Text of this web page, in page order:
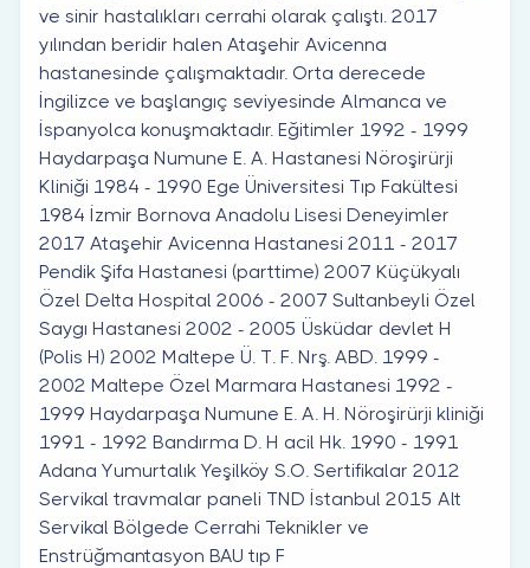
ve sinir hastalıkları cerrahi olarak çalıştı. 2017
yılından beridir halen Ataşehir Avicenna
hastanesinde çalışmaktadır. Orta derecede
İngilizce ve başlangıç seviyesinde Almanca ve
İspanyolca konuşmaktadır. Eğitimler 1992 - 1999
Haydarpaşa Numune E. A. Hastanesi Nöroşirürji
Kliniği 1984 - 1990 Ege Üniversitesi Tıp Fakültesi
1984 İzmir Bornova Anadolu Lisesi Deneyimler
2017 Ataşehir Avicenna Hastanesi 2011 - 2017
Pendik Şifa Hastanesi (parttime) 2007 Küçükyalı
Özel Delta Hospital 2006 - 2007 Sultanbeyli Özel
Saygı Hastanesi 2002 - 2005 Üsküdar devlet H
(Polis H) 2002 Maltepe Ü. T. F. Nrş. ABD. 1999 -
2002 Maltepe Özel Marmara Hastanesi 1992 -
1999 Haydarpaşa Numune E. A. H. Nöroşirürji kliniği
1991 - 1992 Bandırma D. H acil Hk. 1990 - 1991
Adana Yumurtalık Yeşilköy S.O. Sertifikalar 2012
Servikal travmalar paneli TND İstanbul 2015 Alt
Servikal Bölgede Cerrahi Teknikler ve
Enstrüğmantasyon BAU tıp F